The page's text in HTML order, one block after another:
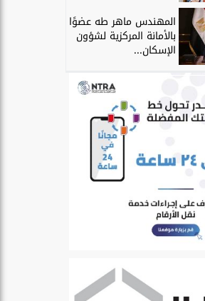
المهندس ماهر طه عضوًا
بالأمانة المركزية لشؤون
الإسكان...